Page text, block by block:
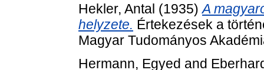
Hekler, Antal (1935)A
helyzete. Értekezések a
Magyar Tudományos
Hermann, Egyed and